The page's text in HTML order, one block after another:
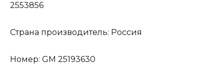
2553856
Страна производитель: Россия
Номер: GM 25193630